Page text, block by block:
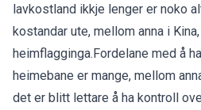
lavkostland ikkje lenger er noko
kostandar ute, mellom anna i
heimflagginga.Fordelane med å
heimebane er mange, mellom
det er blitt lettare å ha kontroll